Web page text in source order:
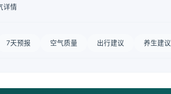
详情
7天预报 空气质量 出行建议 养生建议